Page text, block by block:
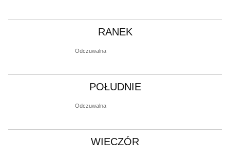
RANEK
Odczuwalna
POŁUDNIE
Odczuwalna
WIECZÓR